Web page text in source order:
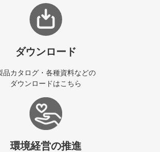
ダウンロード
品カタログ・各種資料などの
ダウンロードはこちら
環境経営の推進